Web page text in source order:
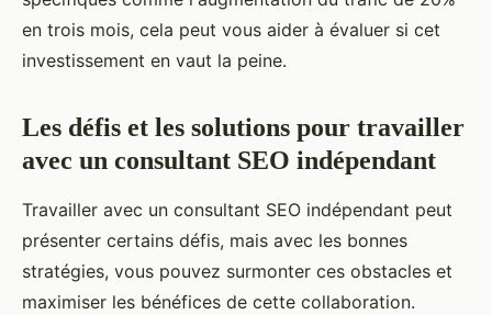
en trois mois, cela peut vous aider à évaluer si cet
investissement en vaut la peine.
Les défis et les solutions pour travailler
avec un consultant SEO indépendant
Travailler avec un consultant SEO indépendant peut
présenter certains défis, mais avec les bonnes
stratégies, vous pouvez surmonter ces obstacles et
maximiser les bénéfices de cette collaboration.